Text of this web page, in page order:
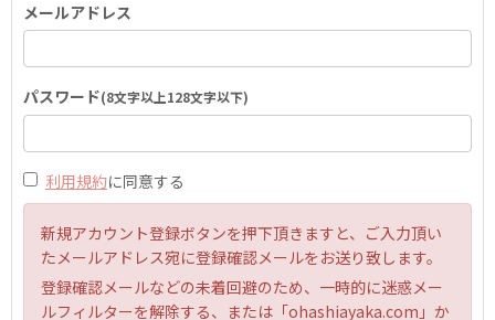
メールアドレス
パスワード(8文字以上128文字以下)
利用規約に同意する
新規アカウント登録ボタンを押下頂きますと、ご入力頂い
たメールアドレス宛に登録確認メールをお送り致します。
登録確認メールなどの未着回避のため、一時的に迷惑メー
ルフィルターを解除する、または「ohashiayaka.com」か